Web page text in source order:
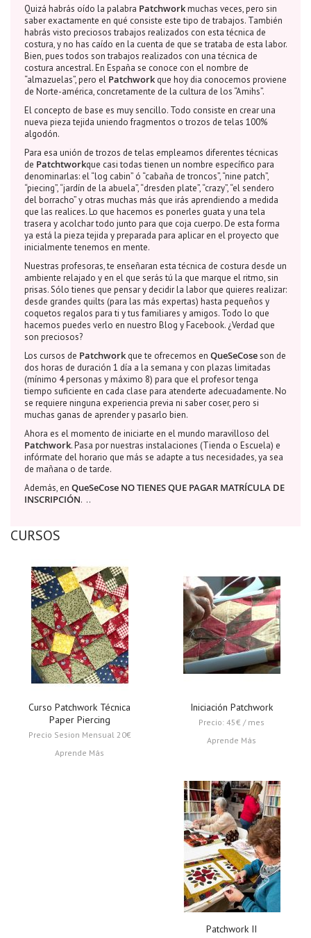
Quizá habrás oído la palabra Patchworkmuchas veces, pero sin
saber exactamente en qué consiste este tipo de trabajos. También
habrás visto preciosos trabajos realizados con esta técnica de
costura, y no has caído en la cuenta de que se trataba de esta labor.
Bien, pues todos son trabajos realizados con una técnica de
costura ancestral. En España se conoce con el nombre de
“almazuelas”, pero el Patchwork que hoy dia conocemos proviene
de Norte-américa, concretamente de la cultura de los “Amihs”.
El concepto de base es muy sencillo. Todo consiste en crear una
nueva pieza tejida uniendo fragmentos o trozos de telas 100%
algodón.
Para esa unión de trozos de telas empleamos diferentes técnicas
de Patchtworkque casi todas tienen un nombre específico para
denominarlas: el “log cabin” ó “cabaña de troncos”, “nine patch”,
“piecing”, “jardín de la abuela”, “dresden plate”, “crazy”, “el sendero
del borracho” y otras muchas más que irás aprendiendo a medida
que las realices. Lo que hacemos es ponerles guata y una tela
trasera y acolchar todo junto para que coja cuerpo. De esta forma
ya está la pieza tejida y preparada para aplicar en el proyecto que
inicialmente tenemos en mente.
Nuestras profesoras, te enseñaran esta técnica de costura desde un
ambiente relajado y en el que serás tú la que marque el ritmo, sin
prisas. Sólo tienes que pensar y decidir la labor que quieres realizar:
desde grandes quilts (para las más expertas) hasta pequeños y
coquetos regalos para ti y tus familiares y amigos. Todo lo que
hacemos puedes verlo en nuestro Blog y Facebook. ¿Verdad que
son preciosos?
Los cursos de Patchwork que te ofrecemos en QueSeCoseson de
dos horas de duración 1 día a la semana y con plazas limitadas
(mínimo 4 personas y máximo 8) para que el profesor tenga
tiempo suficiente en cada clase para atenderte adecuadamente. No
se requiere ninguna experiencia previa ni saber coser, pero si
muchas ganas de aprender y pasarlo bien.
Ahora es el momento de iniciarte en el mundo maravilloso del
Patchwork. Pasa por nuestras instalaciones (Tienda o Escuela) e
infórmate del horario que más se adapte a tus necesidades, ya sea
de mañana o de tarde.
Además, en QueSeCose NO TIENES QUE PAGAR MATRÍCULA DE
INSCRIPCIÓN. ..
CURSOS
Curso Patchwork Técnica
Paper Piercing
Precio Sesion Mensual 20€
Aprende Más
Iniciación Patchwork
Precio: 45€ / mes
Aprende Más
Patchwork II